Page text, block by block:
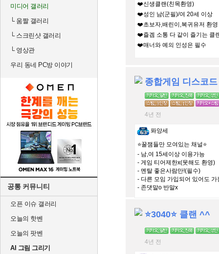
미디어 갤러리
└움짤 갤러리
└스크린샷 갤러리
└영상관
우리 동네 PC방 이야기
공통 커뮤니티
오픈 이슈 갤러리
오늘의 핫벤
오늘의 팟벤
AI 그림 그리기
❤️신생클랜(친목환영)
❤️성인 남(군필)/여 20세 이상
❤️초보자,배린이,복귀유저 환영
❤️즐겜 소통 다 같이 즐기는 클
❤️매너와 예의 인성은 필수
종합게임 디스코드
4년 전
퐈앙세
⭐️꿀잼들만 모여있는 채널⭐️
- 남,여 15세이상 이용가능
- 게임 티어제한x(못해도 환영)
- 멘탈 좋은사람만!(필수)
- 다른 모임 가입되어 있어도 가
- 존댓말o 반말x
⭐️3040⭐️ 클랜 ^^
4년 전